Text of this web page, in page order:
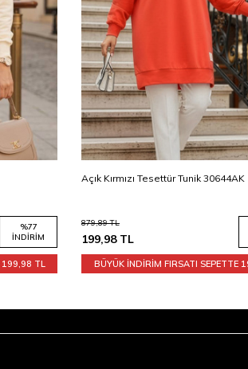
%77
İNDIRIM
199,98 TL
Açık Kırmızı Tesettür Tunik 30644AK
879,89TL
199,98TL
BÜYÜK İNDİRİM FIRSATI SEPETTE